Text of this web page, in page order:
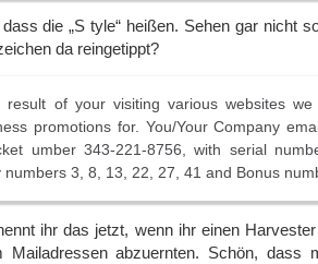
die „S tyle“ heißen. Sehen gar nicht
da reingetippt?
result of your visiting various websites
promotions for. You/Your Company
umber 343-221-8756, with serial
numbers 3, 8, 13, 22, 27, 41 and Bonus
ihr das jetzt, wenn ihr einen
Mailadressen abzuernten. Schön, dass